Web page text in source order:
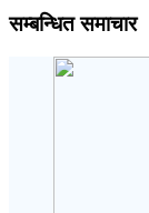
सम्बन्धित समाचार